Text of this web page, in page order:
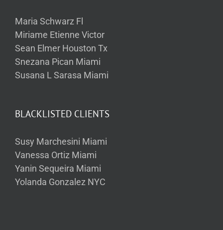
Maria Schwarz Fl
Miriame Etienne Victor
Sean Elmer Houston Tx
Snezana Pican Miami
Susana L Sarasa Miami
BLACKLISTED CLIENTS
Susy Marchesini Miami
Vanessa Ortiz Miami
Yanin Sequeira Miami
Yolanda Gonzalez NYC